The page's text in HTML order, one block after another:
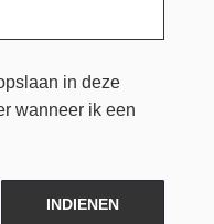
in deze
wanneer ik een
INDIENEN